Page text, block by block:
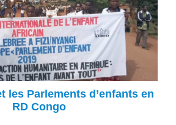
les Parlements d’enfants en
RD Congo